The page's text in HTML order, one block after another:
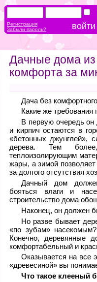
Дачные дома
комфорта за
Дача без
Какие же
В первую очередь
и кирпич остаются в
«бетонных джунглей»,
дерева. Тем
теплоизолирующим
жары, а зимой
за долгого отсутствия
Дачный дом
бояться влаги и
строительство дома
Наконец, он должен
Но разве бывает
«по зубам»
Конечно, деревянные
комфортабельный и
Оказывается на все
«древесиной» вы
Что такое клееный
Регистрация
Забыли пароль?